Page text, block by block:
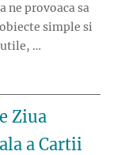
ne provoaca sa
simple si
…
Ziua
a Cartii